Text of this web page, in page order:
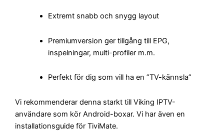
Extremt snabb och snygg layout
Premiumversion ger tillgång till EPG,
inspelningar, multi-profiler m.m.
Perfekt för dig som vill ha en ”TV-kännsla”
Vi rekommenderar denna starkt till Viking IPTV-
användare som kör Android-boxar. Vi har även en
installationsguide för TiviMate.